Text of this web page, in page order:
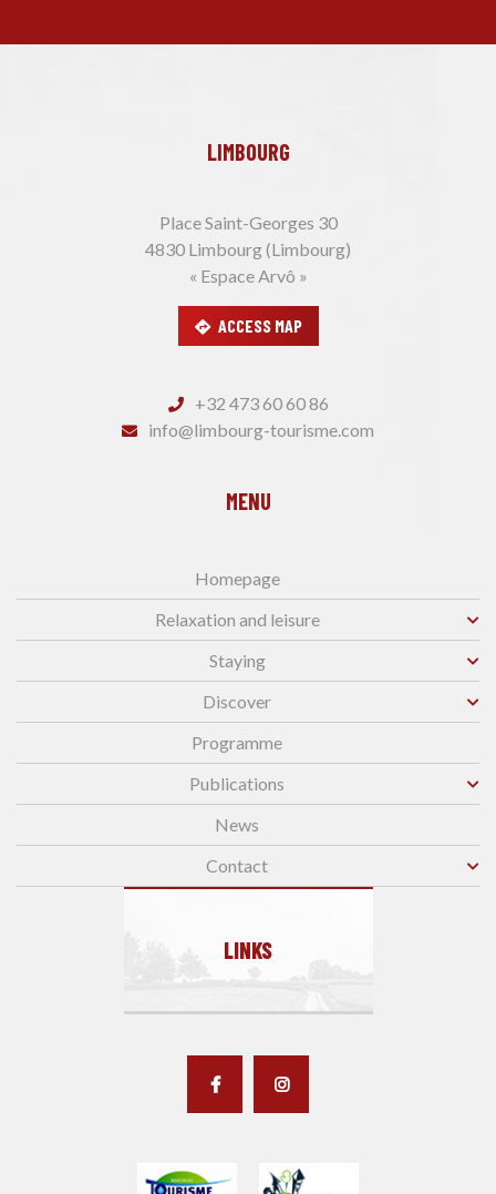
LIMBOURG
Place Saint-Georges 30
4830 Limbourg (Limbourg)
« Espace Arvô »
ACCESS MAP
+32 473 60 60 86
info@limbourg-tourisme.com
MENU
Homepage
Relaxation and leisure
Staying
Discover
Programme
Publications
News
Contact
LINKS